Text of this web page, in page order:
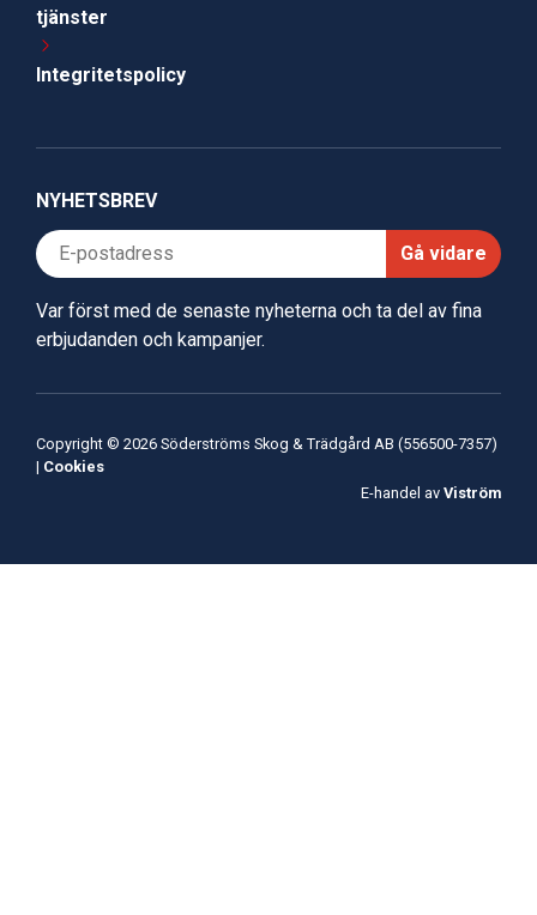
tjänster
Integritetspolicy
NYHETSBREV
Gå vidare
Var först med de senaste nyheterna och ta del av fina
erbjudanden och kampanjer.
Copyright © 2026 Söderströms Skog & Trädgård AB (556500-7357)
| Cookies
E-handel av Viström